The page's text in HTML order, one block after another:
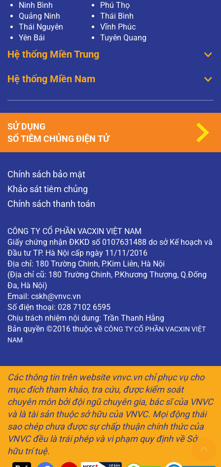
Ninh Bình
Phú Thọ
Quảng Ninh
Thái Bình
Thái Nguyên
Vĩnh Phúc
Yên Bái
Tuyên Quang
Hệ thống Miền Trung
Hệ thống Miền Nam
Chính sách bảo mật
Khảo sát tiêm chủng
Chính sách thanh toán
CÔNG TY CỔ PHẦN VACXIN VIỆT NAM
Giấy chứng nhận ĐKKD số 0107631488 do sở Kế hoạch và
Đầu tư TP. Hà Nội cấp ngày 11/11/2016
Địa chỉ: 180 Trường Chinh, P.Kim Liên, Hà Nội
(Địa chỉ cũ: 180 Trường Chinh, P.Khương Thượng, Q.Đống
Đa, Hà Nội)
Email: cskh@vnvc.vn
Số điện thoại: 028 7102 6595
Chịu trách nhiệm nội dung: Trần Thanh Hằng
Bản quyền ©2016 thuộc về CÔNG TY CỔ PHẦN VACXIN VIỆT
NAM
SỬ DỤNG
SỔ TIÊM CHỦNG ĐIỆN TỬ
Các thông tin trên website vnvc.vn chỉ phục vụ cho
mục đích tham khảo, tra cứu, được kiểm soát
chuyên môn bởi đội ngũ chuyên gia, bác sĩ của VNVC
và là tài sản thuộc sở hữu của VNVC. Mọi động thái
sao chép chưa được sự chấp thuận chính thức của
VNVC đều là trái phép và vi phạm quy định về Sở
hữu trí tuệ.